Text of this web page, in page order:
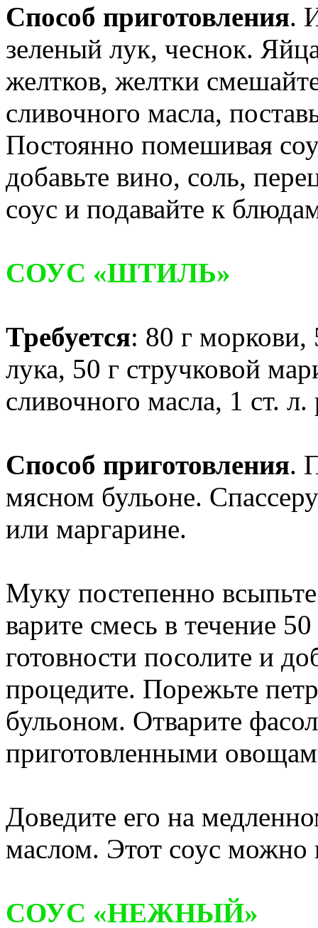
Способ приготовления.
зеленый лук, чеснок.
желтков, желтки
сливочного масла,
Постоянно помешивая
добавьте вино, соль,
соус и подавайте к
СОУС «ШТИЛЬ»
Требуется: 80 г моркови,
лука, 50 г стручковой
сливочного масла, 1 ст.
Способ приготовления.
мясном бульоне.
или маргарине.
Муку постепенно
варите смесь в течение
готовности посолите и
процедите. Порежьте
бульоном. Отварите
приготовленными
Доведите его на
маслом. Этот соус
СОУС «НЕЖНЫЙ»